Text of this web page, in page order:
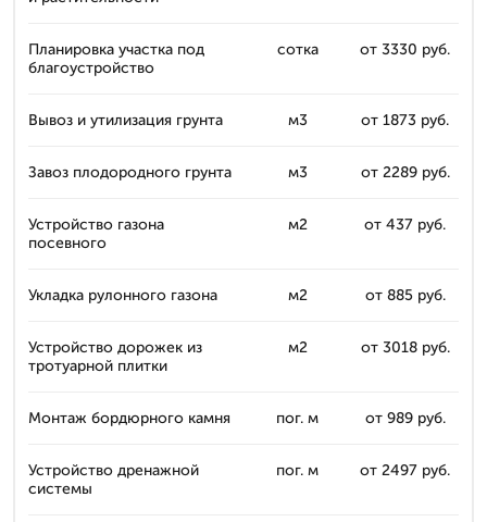
Планировка участка под
благоустройство
сотка от 3330 руб.
Вывоз и утилизация грунта м3 от 1873 руб.
Завоз плодородного грунта м3 от 2289 руб.
Устройство газона
посевного
м2 от 437 руб.
Укладка рулонного газона м2 от 885 руб.
Устройство дорожек из
тротуарной плитки
м2 от 3018 руб.
Монтаж бордюрного камня пог. м от 989 руб.
Устройство дренажной
системы
пог. м от 2497 руб.